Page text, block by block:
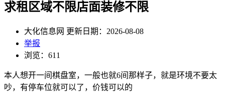
求租区域不限店面装修不限
大化信息网 更新日期：2026-08-08
举报
浏览：611
本人想开一间棋盘室，一般也就6间那样子，就是环境不要太
吵，有停车位就可以了，价钱可以的